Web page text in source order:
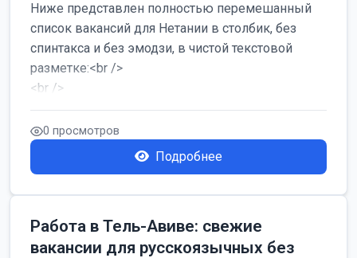
Ниже представлен полностью перемешанный
список вакансий для Нетании в столбик, без
спинтакса и без эмодзи, в чистой текстовой
разметке:<br />
<br />
Работа в Нетании на мебельном производстве:
требу...
0 просмотров
Подробнее
Работа в Тель-Авиве: свежие
вакансии для русскоязычных без